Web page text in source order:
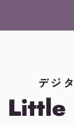
デジ
Little